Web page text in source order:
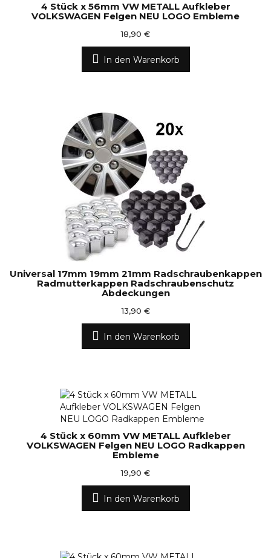
4 Stück x 56mm VW METALL Aufkleber
VOLKSWAGEN Felgen NEU LOGO Embleme
18,90 €
In den Warenkorb
Universal 17mm 19mm 21mm Radschraubenkappen
Radmutterkappen Radschraubenschutz
Abdeckungen
13,90 €
In den Warenkorb
4 Stück x 60mm VW METALL Aufkleber
VOLKSWAGEN Felgen NEU LOGO Radkappen
Embleme
19,90 €
In den Warenkorb